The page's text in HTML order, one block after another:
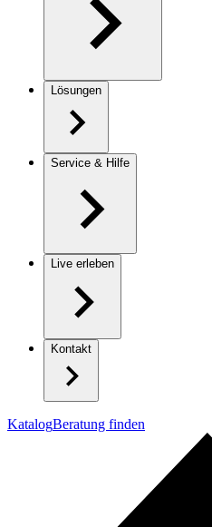
Lösungen
Service & Hilfe
Live erleben
Kontakt
KatalogBeratung finden